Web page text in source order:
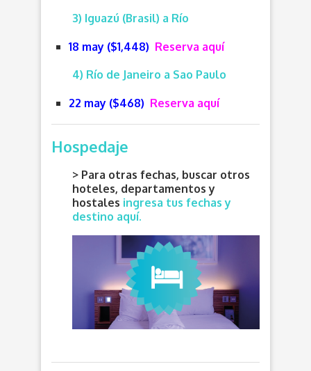
3) Iguazú (Brasil) a Río
18 may ($1,448) Reserva aquí
4) Río de Janeiro a Sao Paulo
22 may ($468) Reserva aquí
Hospedaje
> Para otras fechas, buscar otros
hoteles, departamentos y
hostales ingresa tus fechas y
destino aquí.